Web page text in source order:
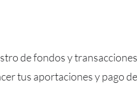
de fondos y
tus aportaciones y pago